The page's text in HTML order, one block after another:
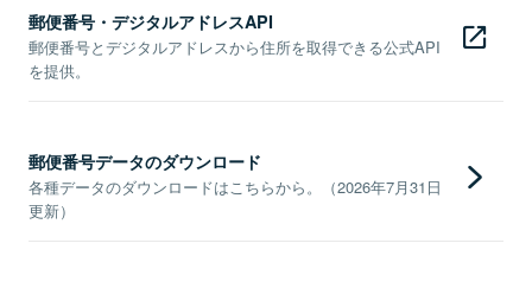
郵便番号・デジタルアドレスAPI
郵便番号とデジタルアドレスから住所を取得できる公式API
を提供。
郵便番号データのダウンロード
各種データのダウンロードはこちらから。（2026年7月31日
更新）